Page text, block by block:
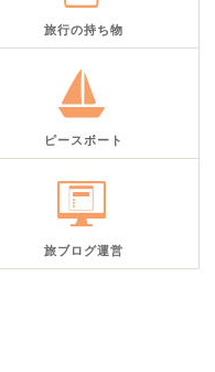
旅行の持ち物
ピースボート
旅ブログ運営